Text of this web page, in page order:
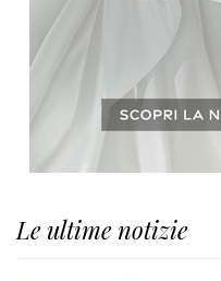
Le ultime notizie